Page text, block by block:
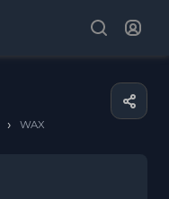
› WAX